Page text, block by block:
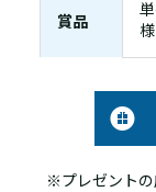
賞品
様
※プレゼント